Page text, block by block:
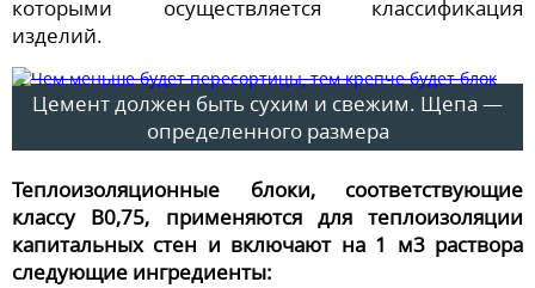
которыми осуществляется классификация
изделий.
Цемент должен быть сухим и свежим. Щепа —
определенного размера
Теплоизоляционные блоки, соответствующие
классу В0,75, применяются для теплоизоляции
капитальных стен и включают на 1 м3 раствора
следующие ингредиенты: